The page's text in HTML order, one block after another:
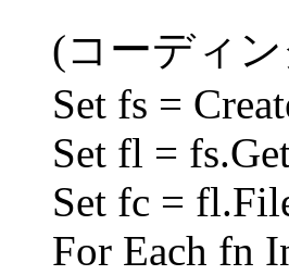
(コーディン
Set fs =
Set fl =
Set fc =
For Each fn